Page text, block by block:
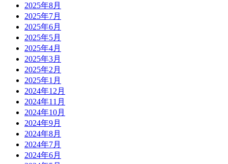
2025年8月
2025年7月
2025年6月
2025年5月
2025年4月
2025年3月
2025年2月
2025年1月
2024年12月
2024年11月
2024年10月
2024年9月
2024年8月
2024年7月
2024年6月